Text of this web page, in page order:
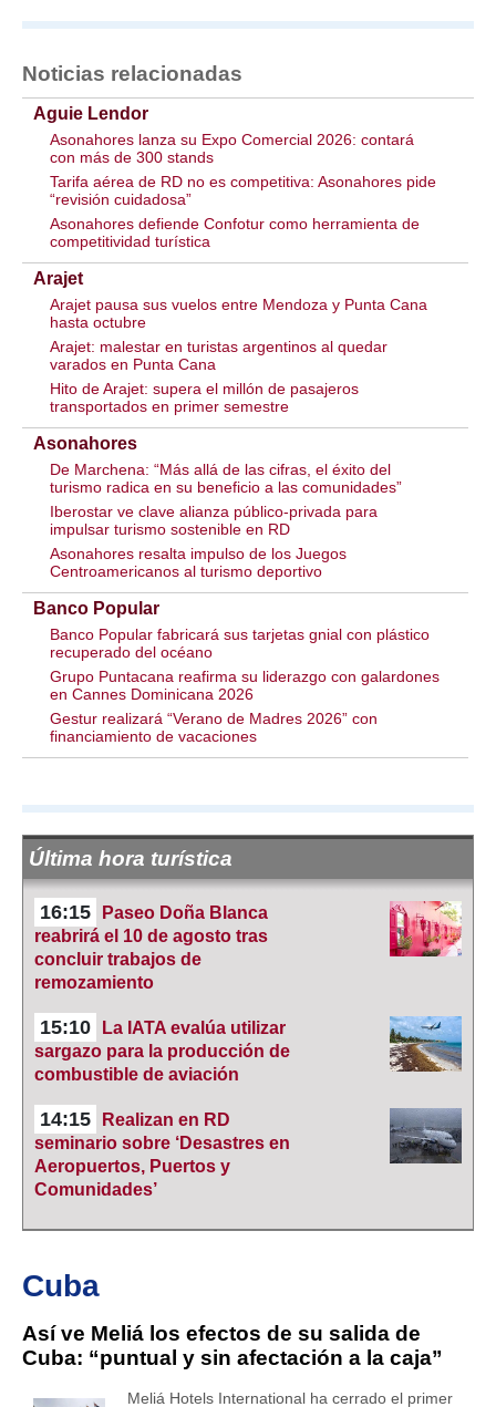
Noticias relacionadas
Aguie Lendor
Asonahores lanza su Expo Comercial 2026: contará
con más de 300 stands
Tarifa aérea de RD no es competitiva: Asonahores pide
“revisión cuidadosa”
Asonahores defiende Confotur como herramienta de
competitividad turística
Arajet
Arajet pausa sus vuelos entre Mendoza y Punta Cana
hasta octubre
Arajet: malestar en turistas argentinos al quedar
varados en Punta Cana
Hito de Arajet: supera el millón de pasajeros
transportados en primer semestre
Asonahores
De Marchena: “Más allá de las cifras, el éxito del
turismo radica en su beneficio a las comunidades”
Iberostar ve clave alianza público-privada para
impulsar turismo sostenible en RD
Asonahores resalta impulso de los Juegos
Centroamericanos al turismo deportivo
Banco Popular
Banco Popular fabricará sus tarjetas gnial con plástico
recuperado del océano
Grupo Puntacana reafirma su liderazgo con galardones
en Cannes Dominicana 2026
Gestur realizará “Verano de Madres 2026” con
financiamiento de vacaciones
Última hora turística
16:15
Paseo Doña Blanca
reabrirá el 10 de agosto tras
concluir trabajos de
remozamiento
15:10
La IATA evalúa utilizar
sargazo para la producción de
combustible de aviación
14:15
Realizan en RD
seminario sobre ‘Desastres en
Aeropuertos, Puertos y
Comunidades’
Cuba
Así ve Meliá los efectos de su salida de
Cuba: “puntual y sin afectación a la caja”
Meliá Hotels International ha cerrado el primer